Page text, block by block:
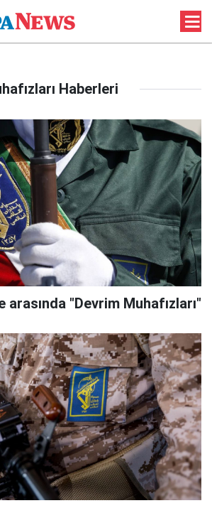
Haberleri
"Devrim Muhafızları"